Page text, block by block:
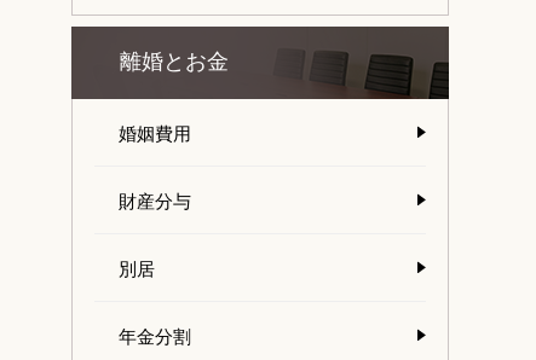
離婚とお金
婚姻費用
財産分与
別居
年金分割